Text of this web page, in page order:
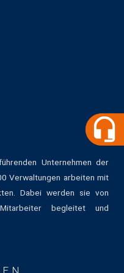
Unternehmen der
Verwaltungen arbeiten mit
Dabei werden sie von
begleitet und